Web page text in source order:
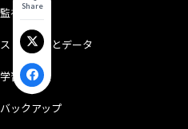
監視・運用
ストレージとデータ
学習・検定
バックアップ
Share
Xでシェア
Facebookでシェア